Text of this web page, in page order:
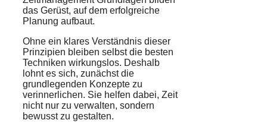
das Gerüst, auf dem erfolgreiche
Planung aufbaut.
Ohne ein klares Verständnis dieser
Prinzipien bleiben selbst die besten
Techniken wirkungslos. Deshalb
lohnt es sich, zunächst die
grundlegenden Konzepte zu
verinnerlichen. Sie helfen dabei, Zeit
nicht nur zu verwalten, sondern
bewusst zu gestalten.